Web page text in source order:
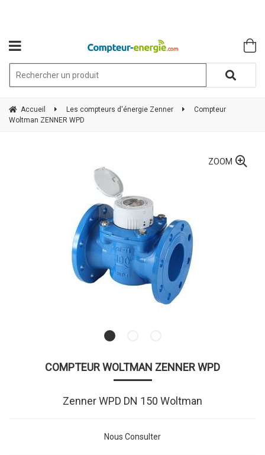
Accueil Les compteurs d'énergie Zenner
Compteur
Woltman ZENNER WPD
ZOOM
COMPTEUR WOLTMAN ZENNER WPD
Zenner WPD DN 150 Woltman
Nous Consulter